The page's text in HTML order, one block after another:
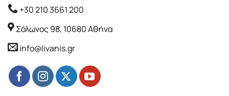
+30 210 3661 200
Σόλωνος 98, 10680 Αθήνα
info@livanis.gr